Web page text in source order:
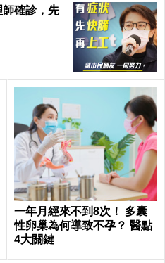
確診，先
一年月經來不到8次！ 多囊
性卵巢為何導致不孕？ 醫點
4大關鍵